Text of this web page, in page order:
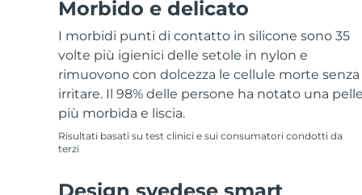
Morbido e delicato
I morbidi punti di contatto in silicone sono 35
volte più igienici delle setole in nylon e
rimuovono con dolcezza le cellule morte senza
irritare. Il 98% delle persone ha notato una
più morbida e liscia.
Risultati basati su test clinici e sui consumatori condotti da
terzi